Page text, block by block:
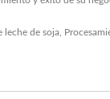
leche de soja